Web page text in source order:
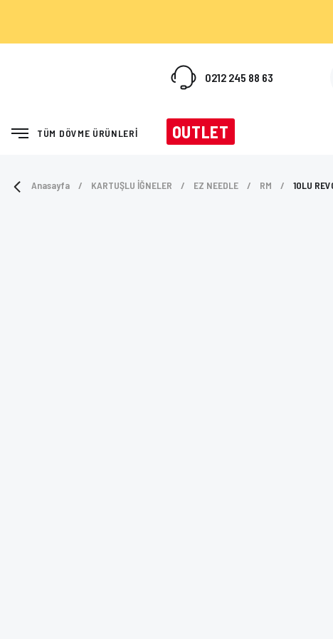
0212 245 88 63
TÜM DÖVME ÜRÜNLERİ OUTLET
Anasayfa KARTUŞLU İĞNELER EZ NEEDLE RM 10LU